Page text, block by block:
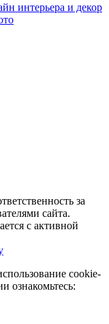
интерьера и декор
за
сайта.
с активной
cookie-
ознакомьтесь: